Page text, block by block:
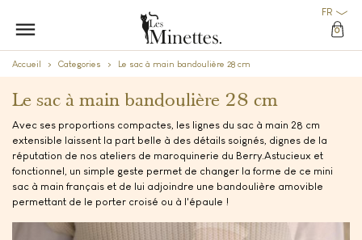
FR
0
Accueil Categories Le sac à main bandoulière 28 cm
Le sac à main bandoulière 28 cm
Avec ses proportions compactes, les lignes du sac à main 28 cm
extensible laissent la part belle à des détails soignés, dignes de la
réputation de nos ateliers de maroquinerie du Berry. ​Astucieux et
fonctionnel, un simple geste permet de changer la forme de ce mini
sac à main français et de lui adjoindre une bandoulière amovible
permettant de le porter croisé ou à l'épaule !